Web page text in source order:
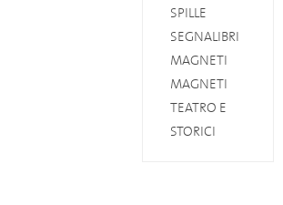
SPILLE
SEGNALIBRI
MAGNETI
MAGNETI
TEATRO E
STORICI